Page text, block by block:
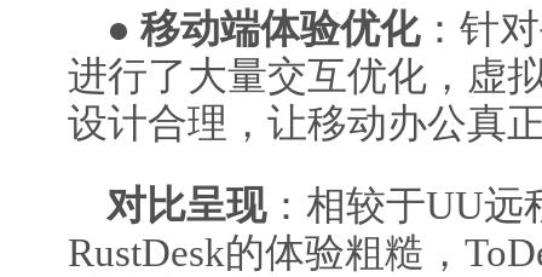
● 移动端体验优化：针
进行了大量交互优化，虚
设计合理，让移动办公真
对比呈现：相较于UU远
RustDesk的体验粗糙，